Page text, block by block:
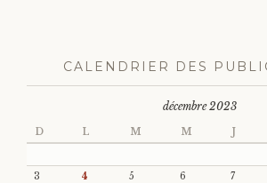
CALENDRIER DES
décembre 2023
D L M M J
3
4 5 6 7